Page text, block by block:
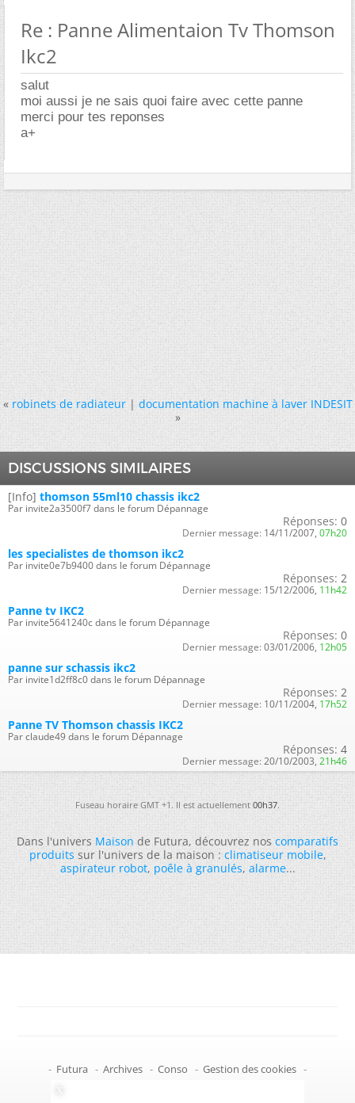
Re : Panne Alimentaion Tv Thomson
Ikc2
salut
moi aussi je ne sais quoi faire avec cette panne
merci pour tes reponses
a+
« robinets de radiateur|documentation machine à laver INDESIT
»
DISCUSSIONS SIMILAIRES
[Info] thomson 55ml10 chassis ikc2
Par invite2a3500f7 dans le forum Dépannage
Réponses: 0
Dernier message: 14/11/2007, 07h20
les specialistes de thomson ikc2
Par invite0e7b9400 dans le forum Dépannage
Réponses: 2
Dernier message: 15/12/2006, 11h42
Panne tv IKC2
Par invite5641240c dans le forum Dépannage
Réponses: 0
Dernier message: 03/01/2006, 12h05
panne sur schassis ikc2
Par invite1d2ff8c0 dans le forum Dépannage
Réponses: 2
Dernier message: 10/11/2004, 17h52
Panne TV Thomson chassis IKC2
Par claude49 dans le forum Dépannage
Réponses: 4
Dernier message: 20/10/2003, 21h46
Fuseau horaire GMT +1. Il est actuellement00h37.
Dans l'universMaisonde Futura, découvrez noscomparatifs
produitssur l'univers de la maison :climatiseur mobile,
aspirateur robot,poêle à granulés,alarme...
- Futura - Archives - Conso - Gestion des cookies -